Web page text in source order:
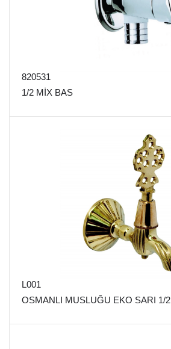
820531
1/2 MİX BAS
L001
OSMANLI MUSLUĞU EKO SARI 1/2